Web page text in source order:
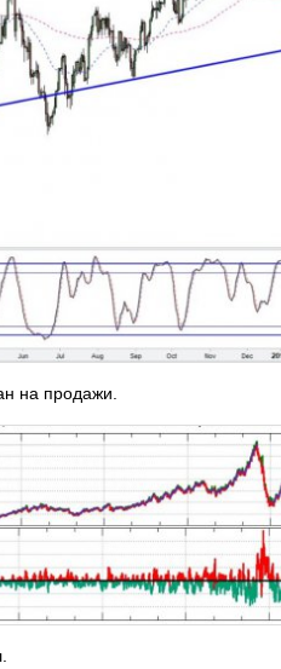
на продажи.